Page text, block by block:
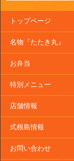
トップページ
名物『たたき丸』
お弁当
特別メニュー
店舗情報
式根島情報
お問い合わせ